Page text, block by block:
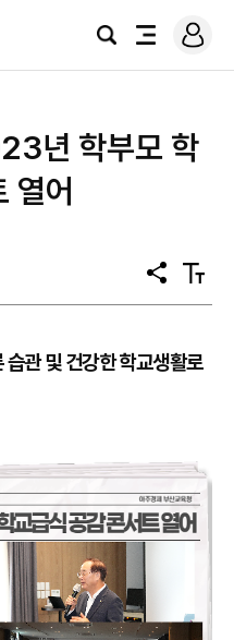
검
전
로
그
년 학부모 학
열어
공
유
텍
스
기
관 및 건강한 학교생활로